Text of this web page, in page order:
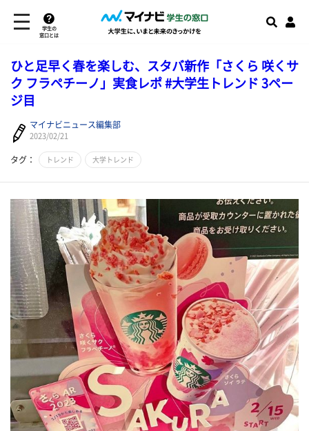
学生の
窓口とは
ひと足早く春を楽しむ、スタバ新作「さくら 咲くサ
ク フラペチーノ」実食レポ #大学生トレンド 3ペー
ジ目
マイナビニュース編集部
2023/02/21
タグ： トレンド 大学トレンド